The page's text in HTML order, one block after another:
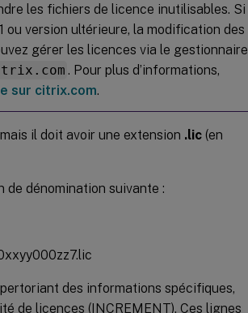
les fichiers de licence inutilisables. Si
ou version ultérieure, la modification des
gérer les licences via le gestionnaire
. Pour plus d’informations,
sur citrix.com.
il doit avoir une extension .lic (en
dénomination suivante :
des informations spécifiques,
de licences (INCREMENT). Ces lignes